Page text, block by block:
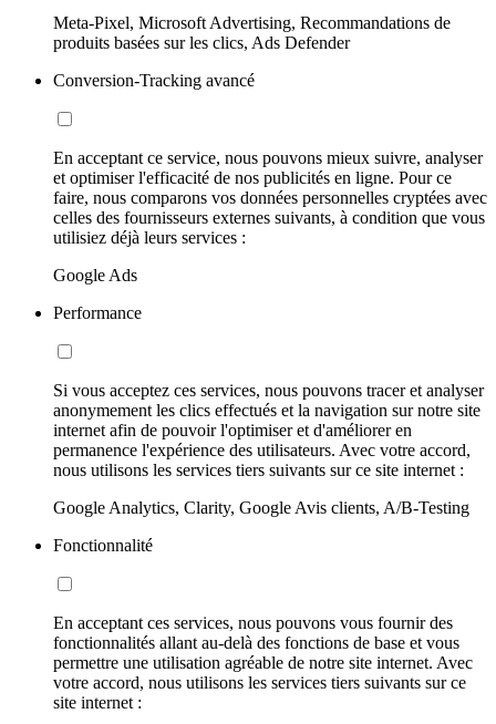
Meta-Pixel, Microsoft Advertising, Recommandations de
produits basées sur les clics, Ads Defender
Conversion-Tracking avancé
En acceptant ce service, nous pouvons mieux suivre, analyser
et optimiser l'efficacité de nos publicités en ligne. Pour ce
faire, nous comparons vos données personnelles cryptées avec
celles des fournisseurs externes suivants, à condition que vous
utilisiez déjà leurs services :
Google Ads
Performance
Si vous acceptez ces services, nous pouvons tracer et analyser
anonymement les clics effectués et la navigation sur notre site
internet afin de pouvoir l'optimiser et d'améliorer en
permanence l'expérience des utilisateurs. Avec votre accord,
nous utilisons les services tiers suivants sur ce site internet :
Google Analytics, Clarity, Google Avis clients, A/B-Testing
Fonctionnalité
En acceptant ces services, nous pouvons vous fournir des
fonctionnalités allant au-delà des fonctions de base et vous
permettre une utilisation agréable de notre site internet. Avec
votre accord, nous utilisons les services tiers suivants sur ce
site internet :